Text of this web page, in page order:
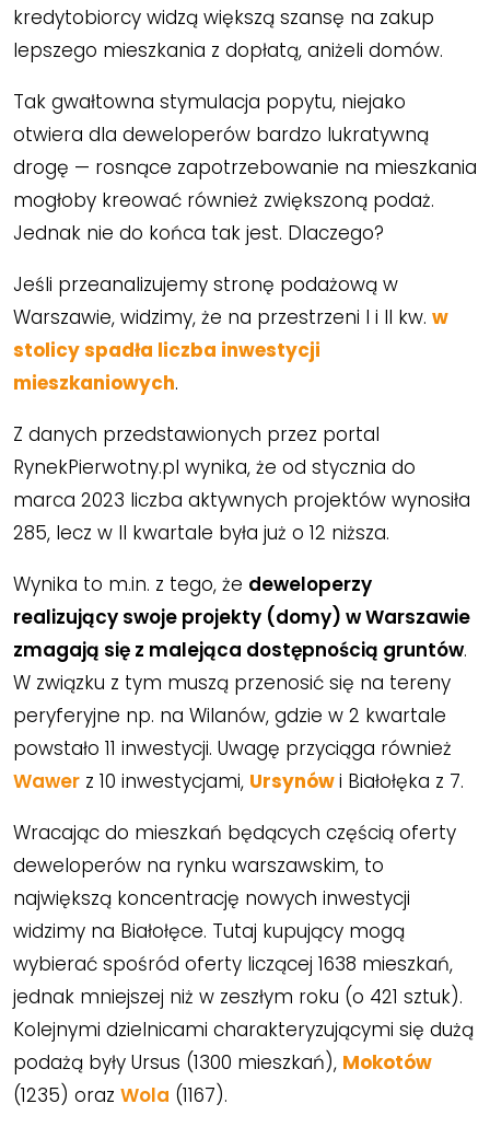
kredytobiorcy widzą większą szansę na zakup
lepszego mieszkania z dopłatą, aniżeli domów.
Tak gwałtowna stymulacja popytu, niejako
otwiera dla deweloperów bardzo lukratywną
drogę — rosnące zapotrzebowanie na mieszkania
mogłoby kreować również zwiększoną podaż.
Jednak nie do końca tak jest. Dlaczego?
Jeśli przeanalizujemy stronę podażową w
Warszawie, widzimy, że na przestrzeni I i II kw. w
stolicy spadła liczba inwestycji
mieszkaniowych.
Z danych przedstawionych przez portal
RynekPierwotny.pl wynika, że od stycznia do
marca 2023 liczba aktywnych projektów wynosiła
285, lecz w II kwartale była już o 12 niższa.
Wynika to m.in. z tego, że deweloperzy
realizujący swoje projekty (domy) w Warszawie
zmagają się z malejąca dostępnością gruntów.
W związku z tym muszą przenosić się na tereny
peryferyjne np. na Wilanów, gdzie w 2 kwartale
powstało 11 inwestycji. Uwagę przyciąga również
Wawer z 10 inwestycjami, Ursynówi Białołęka z 7.
Wracając do mieszkań będących częścią oferty
deweloperów na rynku warszawskim, to
największą koncentrację nowych inwestycji
widzimy na Białołęce. Tutaj kupujący mogą
wybierać spośród oferty liczącej 1638 mieszkań,
jednak mniejszej niż w zeszłym roku (o 421 sztuk).
Kolejnymi dzielnicami charakteryzującymi się dużą
podażą były Ursus (1300 mieszkań), Mokotów
(1235) oraz Wola (1167).